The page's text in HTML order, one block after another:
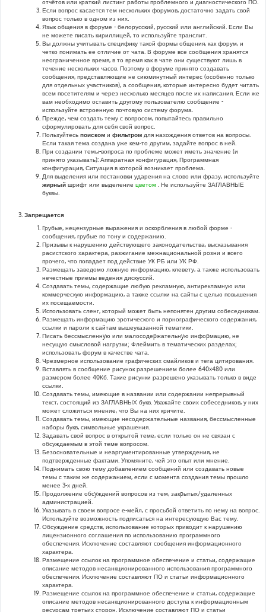
отчётов или краткий листинг работы проблемного и диагностического ПО.
Если вопрос касается тем нескольких форумов, достаточно задать свой
вопрос только в одном из них.
Язык общения в форуме - белорусский, русский или английский. Если Вы
не можете писать кириллицей, то используйте транслит.
Вы должны учитывать специфику такой формы общения, как форум, и
четко понимать ее отличие от чата. В форуме все сообщения хранятся
неограниченное время, в то время как в чате они существуют лишь в
течение нескольких часов. Поэтому в форуме принято создавать
сообщения, представляющие не сиюминутный интерес (особенно только
для отдельных участников), а сообщения, которые интересно будет читать
всем посетителям и через несколько месяцев после их написания. Если же
вам необходимо оставить другому пользователю сообщение -
используйте встроенную почтовую систему форума.
Прежде, чем создать тему с вопросом, попытайтесь правильно
сформулировать для себя свой вопрос.
Пользуйтесь поиском и фильтром для нахождения ответов на вопросы.
Если такая тема создана уже кем-то другим, задайте вопрос в ней.
При создании темы-вопроса по проблеме может иметь значение (и
принято указывать): Аппаратная конфигурация, Программная
конфигурация, Ситуация в которой возникает проблема.
Для выделения или постановки ударения на слово или фразу, используйте
жирный шрифт или выделение цветом . Не используйте ЗАГЛАВНЫЕ
буквы.
Запрещается
Грубые, нецензурные выражения и оскорбления в любой форме -
сообщения, грубые по тону и содержанию.
Призывы к нарушению действующего законодательства, высказывания
расистского характера, разжигание межнациональной розни и всего
прочего, что попадает под действие УК РБ или УК РФ.
Размещать заведомо ложную информацию, клевету, а также использовать
нечестные приемы ведения дискуссий.
Создавать темы, содержащие любую рекламную, антирекламную или
коммерческую информацию, а также ссылки на сайты с целью повышения
их посещаемости.
Использовать сленг, который может быть непонятен другим собеседникам.
Размещать информацию эротического и порнографического содержания,
ссылки и пароли к сайтам вышеуказанной тематики.
Писать бессмысленнyю или малосодеpжательнyю инфоpмацию, не
несущую смысловой нагрузки; Флеймить в тематических разделах;
использовать форум в качестве чата.
Чрезмерное использование графических смайликов и тега цитирования.
Вставлять в сообщение рисунок разрешением более 640x480 или
размером более 40Кб. Такие рисунки разрешено указывать только в виде
ссылки.
Создавать темы, имеющие в названии или содержании непрерывный
текст, состоящий из ЗАГЛАВНЫХ букв. Уважайте своих собеседников, у них
может сложиться мнение, что Вы на них кричите.
Создавать темы, имеющие несодержательные названия, бессмысленные
наборы букв, символьные украшения.
Задавать свой вопрос в открытой теме, если только он не связан с
обсуждаемым в этой теме вопросом.
Безосновательные и неаргументированные утверждения, не
подтвержденные фактами. Упомяните, чей это опыт или мнение.
Поднимать свою тему добавлением сообщений или создавать новые
темы с таким же содержанием, если с момента создания темы прошло
менее 3-х дней.
Продолжение обсyждений вопросов из тем, закpытых/удаленных
администрацией.
Указывать в своем вопросе е-мейл, с просьбой ответить по нему на вопрос.
Используйте возможность подписаться на интересующую Вас тему.
Обсуждение средств, использование которых приводит к нарушению
лицензионного соглашения по использованию программного
обеспечения. Исключение составляют сообщения информационного
характера.
Размещение ссылок на программное обеспечение и статьи, содержащие
описание методов несанкционированного использования программного
обеспечения. Исключение составляют ПО и статьи информационного
характера.
Размещение ссылок на программное обеспечение и статьи, содержащие
описание методов несанкционированного доступа к информационным
ресурсам третьих сторон. Исключение составляют ПО и статьи